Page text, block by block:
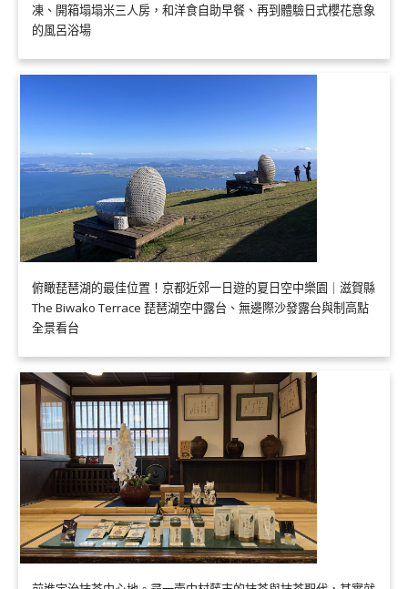
凍、開箱塌塌米三人房，和洋食自助早餐、再到體驗日式櫻花意象
的風呂浴場
俯瞰琵琶湖的最佳位置！京都近郊一日遊的夏日空中樂園｜滋賀縣
The Biwako Terrace 琵琶湖空中露台、無邊際沙發露台與制高點
全景看台